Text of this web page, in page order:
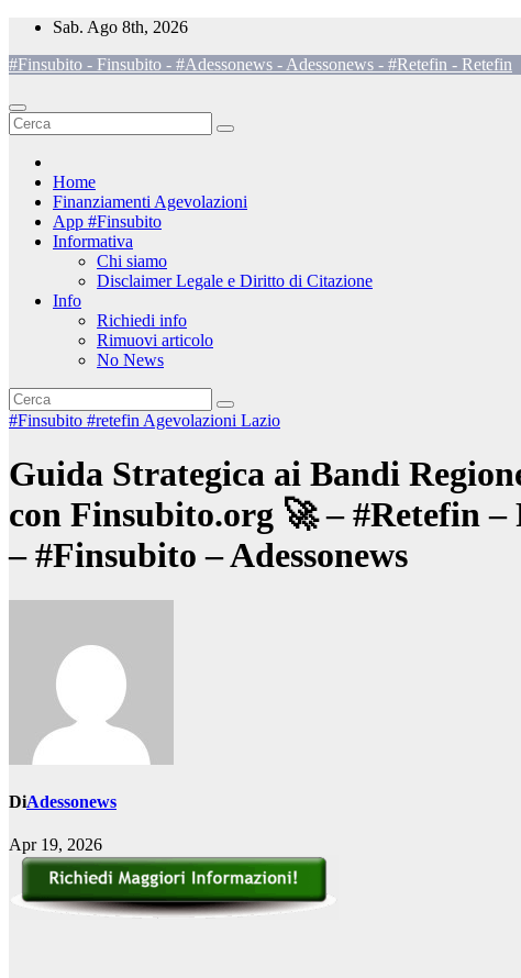
Salta
contenuto
Sab. Ago 8th, 2026
#Finsubito - Finsubito - #Adessonews - Adessonews - #Retefin - Retefin
Home
Finanziamenti Agevolazioni
App #Finsubito
Informativa
Chi siamo
Disclaimer Legale e Diritto di Citazione
Info
Richiedi info
Rimuovi articolo
No News
#Finsubito #retefin Agevolazioni Lazio
Guida Strategica ai Bandi
con Finsubito.org 🚀 – #Retefin –
– #Finsubito – Adessonews
DiAdessonews
Apr 19, 2026